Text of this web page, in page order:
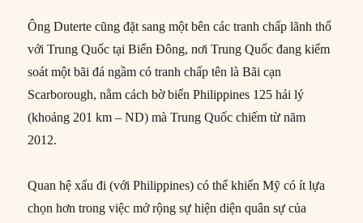
Ông Duterte cũng đặt sang một bên các tranh chấp lãnh thổ
với Trung Quốc tại Biển Đông, nơi Trung Quốc đang kiểm
soát một bãi đá ngầm có tranh chấp tên là Bãi cạn
Scarborough, nằm cách bờ biển Philippines 125 hải lý
(khoảng 201 km – ND) mà Trung Quốc chiếm từ năm
2012.
Quan hệ xấu đi (với Philippines) có thể khiến Mỹ có ít lựa
chọn hơn trong việc mở rộng sự hiện diện quân sự của